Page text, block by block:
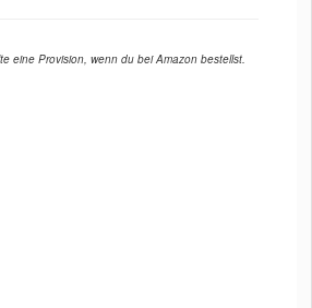
eine Provision, wenn du bei Amazon bestellst.